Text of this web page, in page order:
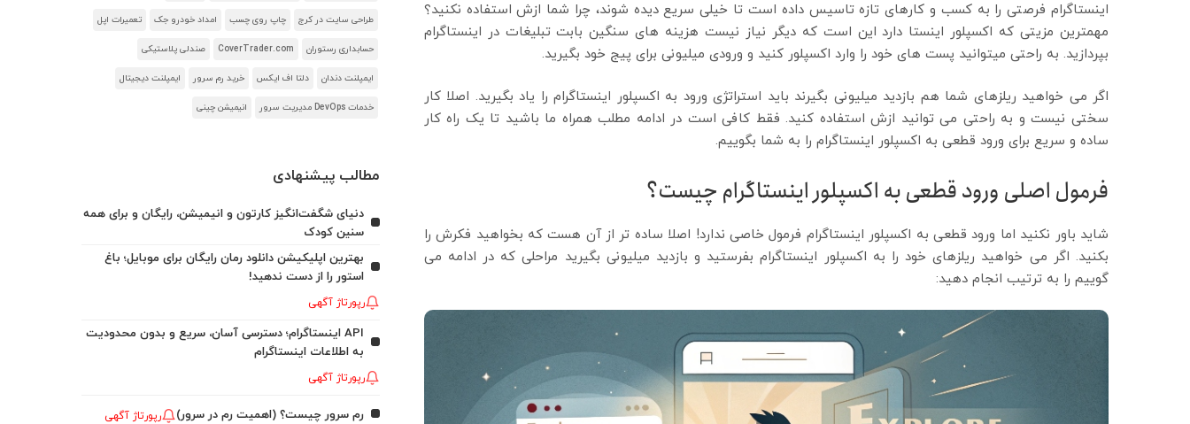
اینستاگرام فرصتی را به کسب و کارهای تازه تاسیس داده است تا خیلی سریع دیده شوند، چرا شما ازش استفاده نکنید؟
مهمترین مزیتی که اکسپلور اینستا دارد این است که دیگر نیاز نیست هزینه های سنگین بابت تبلیغات در اینستاگرام
بپردازید. به راحتی میتوانید پست های خود را وارد اکسپلور کنید و ورودی میلیونی برای پیج خود بگیرید.
اگر می خواهید ریلزهای شما هم بازدید میلیونی بگیرند باید استراتژی ورود به اکسپلور اینستاگرام را یاد بگیرید. اصلا کار
سختی نیست و به راحتی می توانید ازش استفاده کنید. فقط کافی است در ادامه مطلب همراه ما باشید تا یک راه کار
ساده و سریع برای ورود قطعی به اکسپلور اینستاگرام را به شما بگوییم.
فرمول اصلی ورود قطعی به اکسپلور اینستاگرام چیست؟
شاید باور نکنید اما ورود قطعی به اکسپلور اینستاگرام فرمول خاصی ندارد! اصلا ساده تر از آن هست که بخواهید فکرش را
بکنید. اگر می خواهید ریلزهای خود را به اکسپلور اینستاگرام بفرستید و بازدید میلیونی بگیرید مراحلی که در ادامه می
گوییم را به ترتیب انجام دهید:
طراحی سایت در کرج چاپ روی چسب امداد خودرو جک تعمیرات اپل
حسابداری رستوران CoverTrader.com صندلی پلاستیکی
ایمپلنت دندان دلتا اف ایکس خرید رم سرور ایمپلنت دیجیتال
خدمات DevOps مدیریت سرور انیمیشن چینی
مطالب پیشنهادی
دنیای شگفت‌انگیز کارتون و انیمیشن، رایگان و برای همه
سنین کودک
بهترین اپلیکیشن دانلود رمان رایگان برای موبایل؛ باغ
استور را از دست ندهید!
رپورتاژ آگهی
API اینستاگرام؛ دسترسی آسان، سریع و بدون محدودیت
به اطلاعات اینستاگرام
رپورتاژ آگهی
رم سرور چیست؟ (اهمیت رم در سرور) رپورتاژ آگهی